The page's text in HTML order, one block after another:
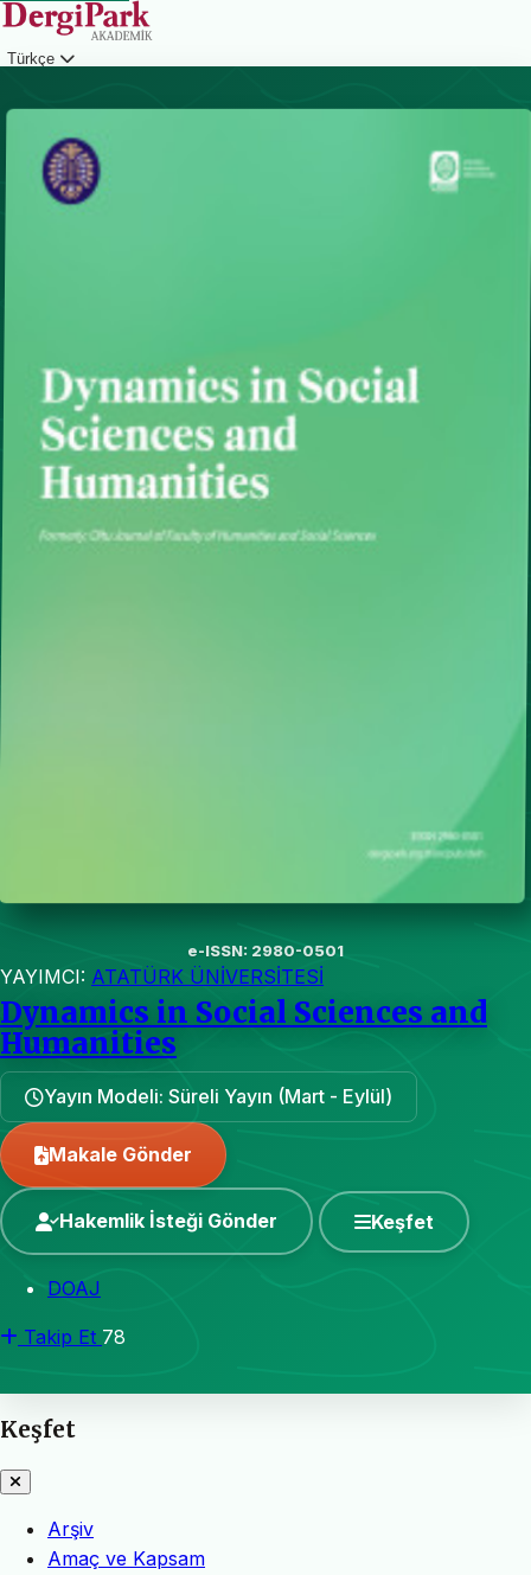
Türkçe
e-ISSN: 2980-0501
YAYIMCI: ATATÜRK ÜNİVERSİTESİ
Dynamics in Social Sciences and
Humanities
Yayın Modeli: Süreli Yayın (Mart - Eylül)
Makale Gönder
Hakemlik İsteği Gönder Keşfet
DOAJ
Takip Et 78
Keşfet
Arşiv
Amaç ve Kapsam